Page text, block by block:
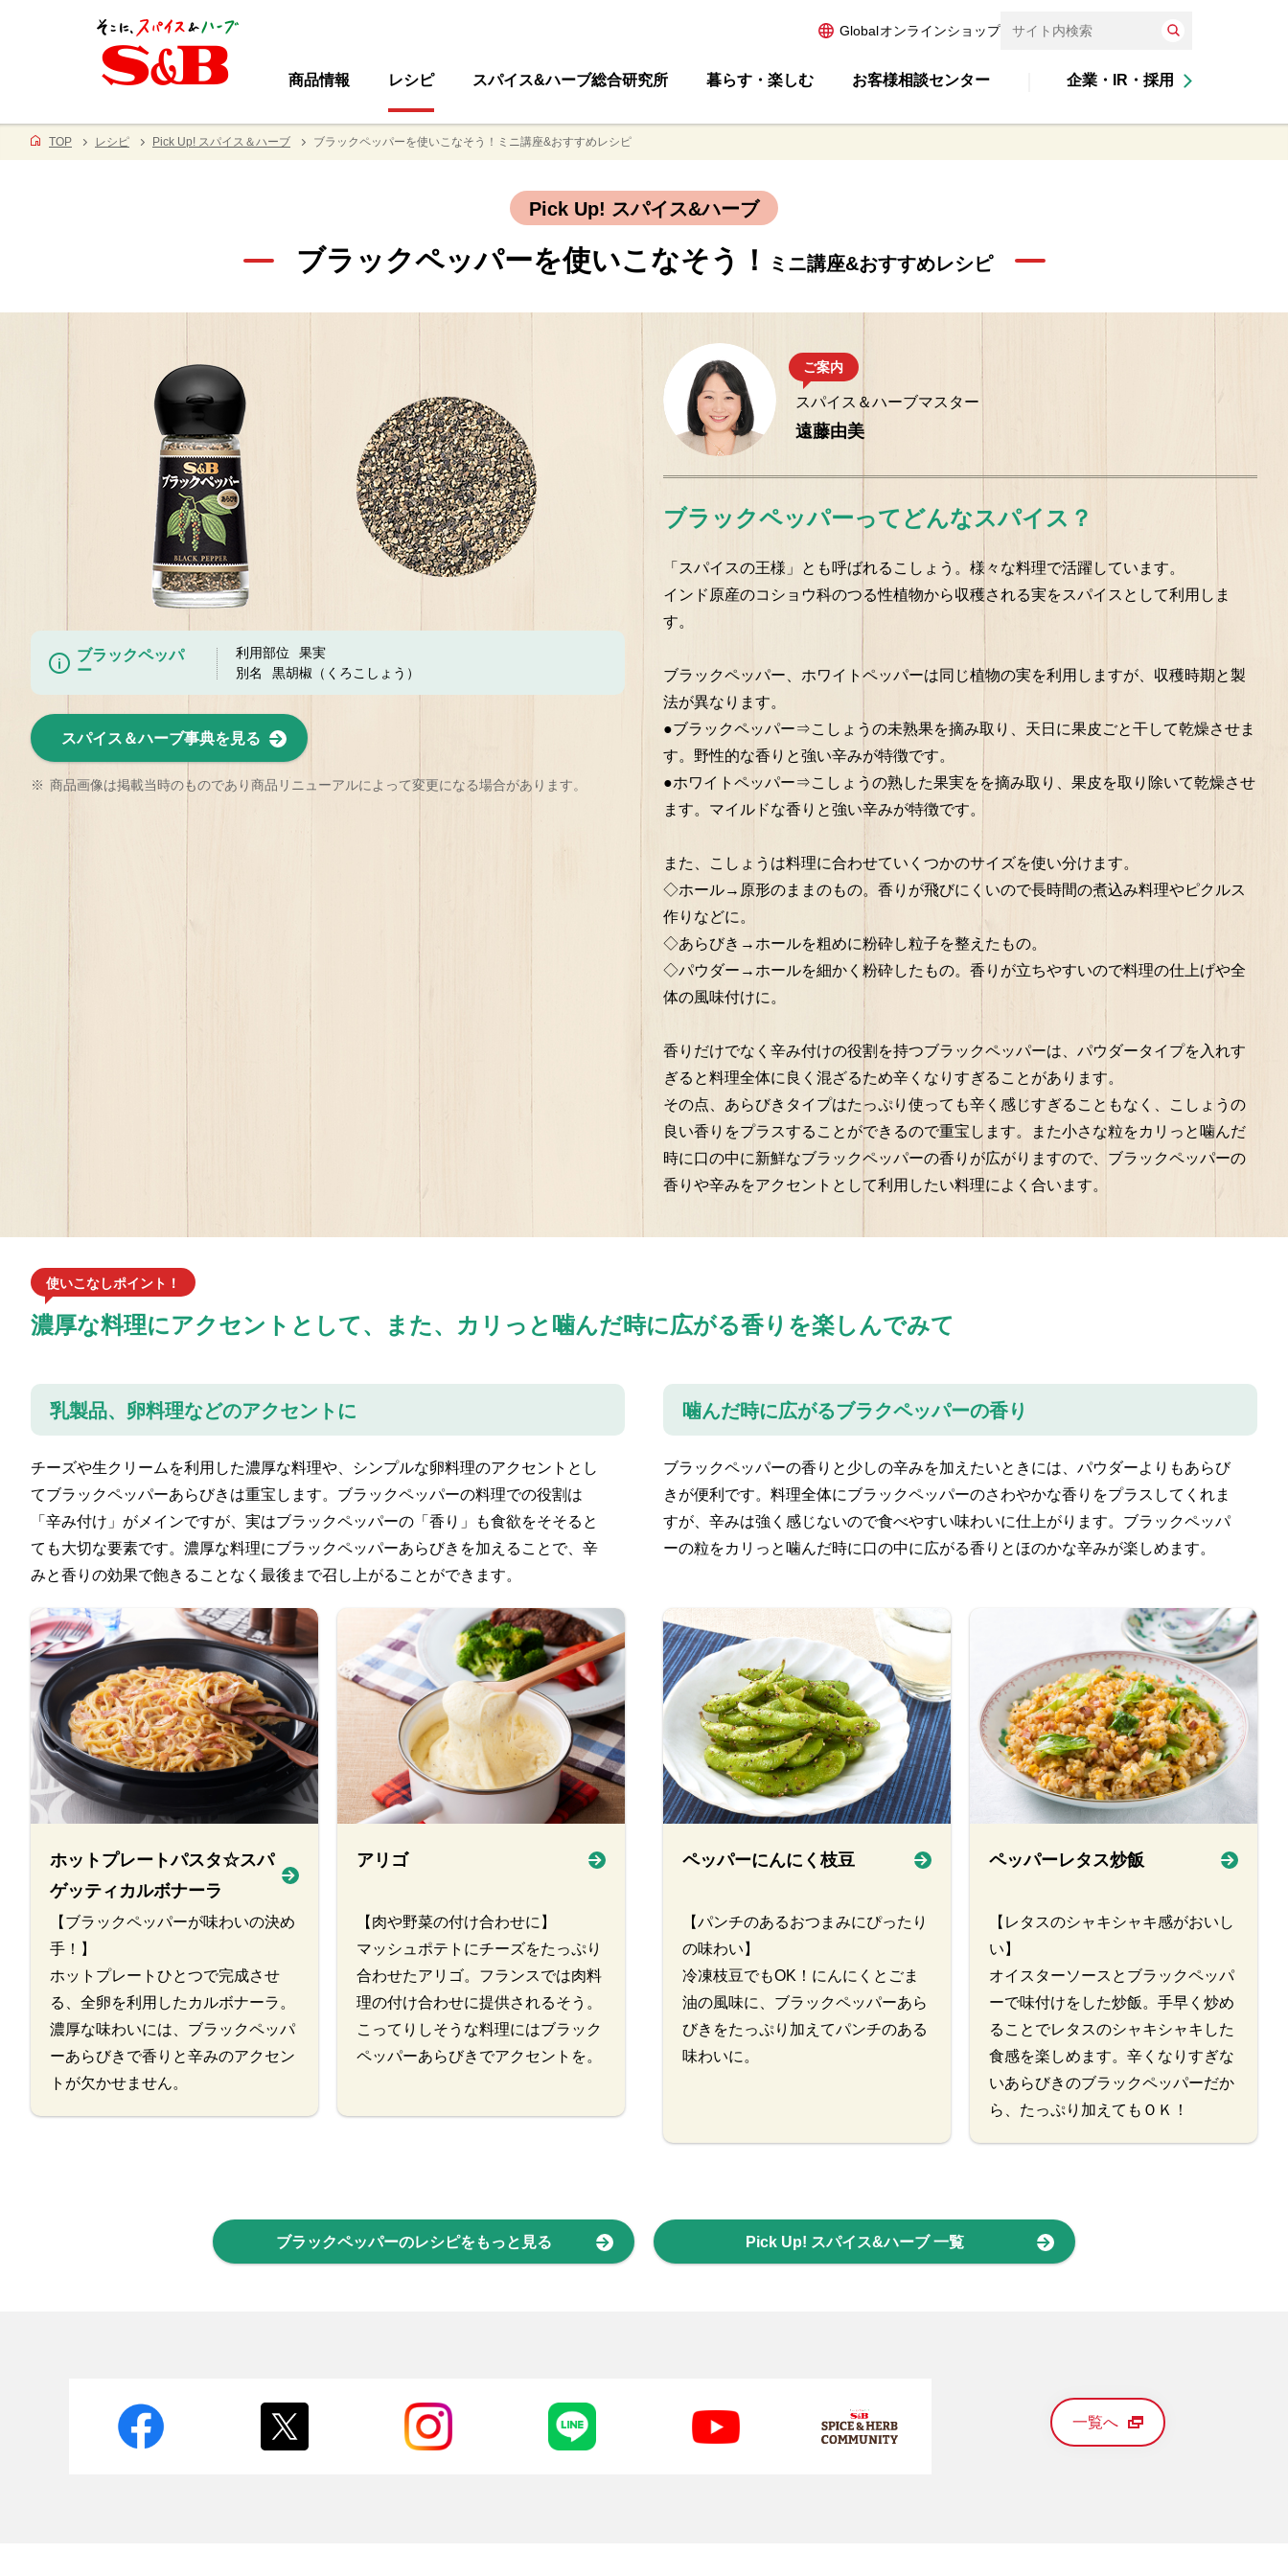
Globalオンラインショップ
商品情報 レシピ スパイス&ハーブ総合研究所 暮らす・楽しむ お客様相談センター 企業・IR・採用
TOP レシピ Pick Up! スパイス＆ハーブ ブラックペッパーを使いこなそう！ミニ講座&おすすめレシピ
Pick Up! スパイス&ハーブ
ブラックペッパーを使いこなそう！ ミニ講座&おすすめレシピ
ご案内
スパイス＆ハーブマスター
遠藤由美
ブラックペッパーってどんなスパイス？
「スパイスの王様」とも呼ばれるこしょう。様々な料理で活躍しています。
インド原産のコショウ科のつる性植物から収穫される実をスパイスとして利用しま
す。
ブラックペッパー、ホワイトペッパーは同じ植物の実を利用しますが、収穫時期と製
法が異なります。
●ブラックペッパー⇒こしょうの未熟果を摘み取り、天日に果皮ごと干して乾燥させま
す。野性的な香りと強い辛みが特徴です。
●ホワイトペッパー⇒こしょうの熟した果実をを摘み取り、果皮を取り除いて乾燥させ
ます。マイルドな香りと強い辛みが特徴です。
また、こしょうは料理に合わせていくつかのサイズを使い分けます。
◇ホール→原形のままのもの。香りが飛びにくいので長時間の煮込み料理やピクルス
作りなどに。
◇あらびき→ホールを粗めに粉砕し粒子を整えたもの。
◇パウダー→ホールを細かく粉砕したもの。香りが立ちやすいので料理の仕上げや全
体の風味付けに。
香りだけでなく辛み付けの役割を持つブラックペッパーは、パウダータイプを入れす
ぎると料理全体に良く混ざるため辛くなりすぎることがあります。
その点、あらびきタイプはたっぷり使っても辛く感じすぎることもなく、こしょうの
良い香りをプラスすることができるので重宝します。また小さな粒をカリっと噛んだ
時に口の中に新鮮なブラックペッパーの香りが広がりますので、ブラックペッパーの
香りや辛みをアクセントとして利用したい料理によく合います。
ブラックペッパ
ー
利用部位
果実
別名
黒胡椒（くろこしょう）
スパイス＆ハーブ事典を見る
※ 商品画像は掲載当時のものであり商品リニューアルによって変更になる場合があります。
使いこなしポイント！
濃厚な料理にアクセントとして、また、カリっと噛んだ時に広がる香りを楽しんでみて
乳製品、卵料理などのアクセントに
チーズや生クリームを利用した濃厚な料理や、シンプルな卵料理のアクセントとし
てブラックペッパーあらびきは重宝します。ブラックペッパーの料理での役割は
「辛み付け」がメインですが、実はブラックペッパーの「香り」も食欲をそそると
ても大切な要素です。濃厚な料理にブラックペッパーあらびきを加えることで、辛
みと香りの効果で飽きることなく最後まで召し上がることができます。
ホットプレートパスタ☆スパ
ゲッティカルボナーラ
【ブラックペッパーが味わいの決め
手！】
ホットプレートひとつで完成させ
る、全卵を利用したカルボナーラ。
濃厚な味わいには、ブラックペッパ
ーあらびきで香りと辛みのアクセン
トが欠かせません。
アリゴ
【肉や野菜の付け合わせに】
マッシュポテトにチーズをたっぷり
合わせたアリゴ。フランスでは肉料
理の付け合わせに提供されるそう。
こってりしそうな料理にはブラック
ペッパーあらびきでアクセントを。
噛んだ時に広がるブラクペッパーの香り
ブラックペッパーの香りと少しの辛みを加えたいときには、パウダーよりもあらび
きが便利です。料理全体にブラックペッパーのさわやかな香りをプラスしてくれま
すが、辛みは強く感じないので食べやすい味わいに仕上がります。ブラックペッパ
ーの粒をカリっと噛んだ時に口の中に広がる香りとほのかな辛みが楽しめます。
ペッパーにんにく枝豆
【パンチのあるおつまみにぴったり
の味わい】
冷凍枝豆でもOK！にんにくとごま
油の風味に、ブラックペッパーあら
びきをたっぷり加えてパンチのある
味わいに。
ペッパーレタス炒飯
【レタスのシャキシャキ感がおいし
い】
オイスターソースとブラックペッパ
ーで味付けをした炒飯。手早く炒め
ることでレタスのシャキシャキした
食感を楽しめます。辛くなりすぎな
いあらびきのブラックペッパーだか
ら、たっぷり加えてもＯＫ！
ブラックペッパーのレシピをもっと見る Pick Up! スパイス&ハーブ 一覧
一覧へ